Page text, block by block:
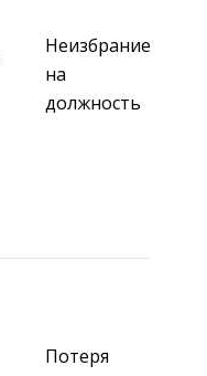
Неизбрание
на
должность
Потеря